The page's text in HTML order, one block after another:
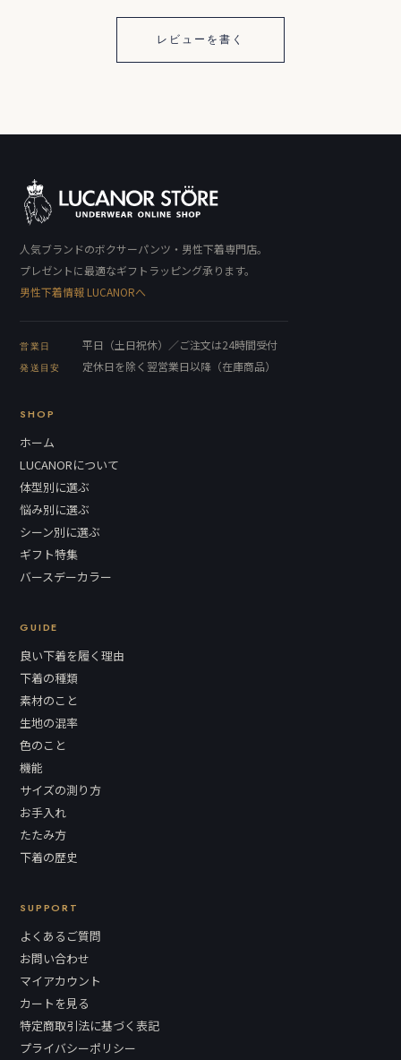
レビューを書く
人気ブランドのボクサーパンツ・男性下着専門店。
プレゼントに最適なギフトラッピング承ります。
男性下着情報 LUCANORへ
営業日 平日（土日祝休）／ご注文は24時間受付
発送目安 定休日を除く翌営業日以降（在庫商品）
SHOP
ホーム
LUCANORについて
体型別に選ぶ
悩み別に選ぶ
シーン別に選ぶ
ギフト特集
バースデーカラー
GUIDE
良い下着を履く理由
下着の種類
素材のこと
生地の混率
色のこと
機能
サイズの測り方
お手入れ
たたみ方
下着の歴史
SUPPORT
よくあるご質問
お問い合わせ
マイアカウント
カートを見る
特定商取引法に基づく表記
プライバシーポリシー